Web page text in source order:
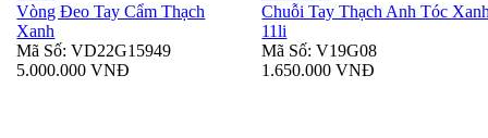
Vòng Đeo Tay Cẩm Thạch
Xanh
Mã Số: VD22G15949
5.000.000 VNĐ
Chuỗi Tay Thạch Anh Tóc
11li
Mã Số: V19G08
1.650.000 VNĐ